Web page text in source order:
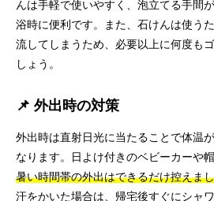
んは手軽で使いやすく、泡立てる手間
浴時に便利です。また、石けんは使う
流してしまうため、必要以上に何度も
しょう。
📌 外出時の対策
外出時は直射日光に当たることで体温
なります。日よけ付きのベビーカーや帽
暑い時間帯の外出はできるだけ控えま
汗をかいた場合は、帰宅後すぐにシャ